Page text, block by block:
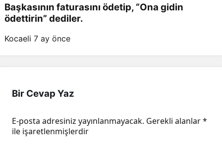
Başkasının faturasını ödetip, “Ona gidin
ödettirin” dediler.
Kocaeli 7 ay önce
Bir Cevap Yaz
E-posta adresiniz yayınlanmayacak. Gerekli alanlar*
ile işaretlenmişlerdir